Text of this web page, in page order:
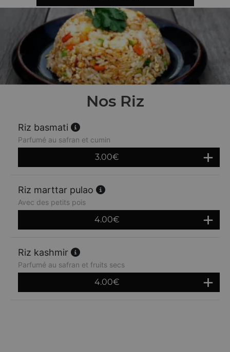
Nos Riz
Riz basmati
Parfumé au safran et cumin
3.00€
Riz marttar pulao
Avec des petits pois
4.00€
Riz kashmir
Parfumé au safran et fruits secs
4.00€